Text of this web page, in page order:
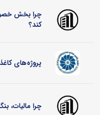
چرا بخش
کند؟
پروژه‌های
چرا مالیات،